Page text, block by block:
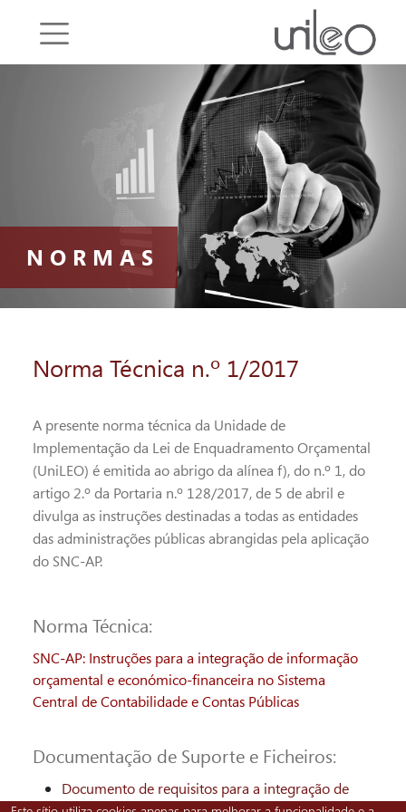
NORMAS
​Norma Técnica n.º 1/2017
A presente norma técnica da Unidade de
Implementação da Lei de Enquadramento Orçamental
(UniLEO) é emitida ao abrigo da alínea f), do n.º 1, do
artigo 2.º da Portaria n.º 128/2017, de 5 de abril e
divulga as instruções destinadas a todas as entidades
das administrações públicas abrangidas pela aplicação
do SNC-AP.
Norma Técnica:
SNC-AP: Instruções para a integração de informação
orçamental e económico-financeira no Sistema
Central de Contabilidade e Contas Públicas
Documentação de Suporte e Ficheiros:
Documento de requisitos para a integração de